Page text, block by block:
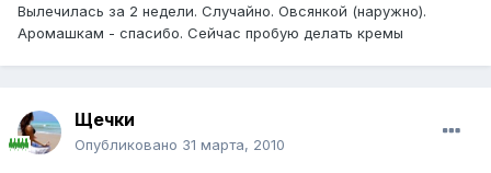
Вылечилась за 2 недели. Случайно. Овсянкой (наружно).
Аромашкам - спасибо. Сейчас пробую делать кремы
Щечки
Опубликовано 31 марта, 2010